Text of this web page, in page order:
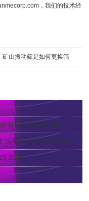
，我们的技术经
矿山振动筛是如何更换筛
石管理 [2021-02-22 ]
”应用于建筑垃圾管理 [2020-08-14 ]
05-06 ]